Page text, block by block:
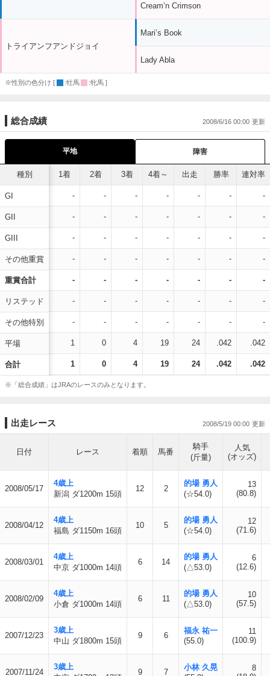
トライアンフアンドジョイ
Cream’n Crimson
Mari’s Book
Lady Abla
※性別の色分け [ :牡馬 :牝馬 ]
総合成績 2008/6/16 00:00
平地 障害
種別
GI
GII
GIII
その他重賞
重賞合計
リステッド
その他特別
平場
合計
1着 2着 3着 4着～ 出走 勝率 連対率
- - - - - - -
- - - - - - -
- - - - - - -
- - - - - - -
- - - - - - -
- - - - - - -
- - - - - - -
1 0 4 19 24 .042 .042
1 0 4 19 24 .042 .042
※「総合成績」はJRAのレースのみとなります。
出走レース 2008/5/19 00:00
日付 レース 着順 馬番
騎手
(斤量)
人気
(オッズ)
2008/05/17
4歳上
新潟 ダ1200m 15頭
12 2
的場 勇人
(☆54.0)
13
(80.8)
2008/04/12
4歳上
福島 ダ1150m 16頭
10 5
的場 勇人
(☆54.0)
12
(71.6)
2008/03/01
4歳上
中京 ダ1000m 14頭
6 14
的場 勇人
(△53.0)
6
(12.6)
2008/02/09
4歳上
小倉 ダ1000m 14頭
6 11
的場 勇人
(△53.0)
10
(57.5)
2007/12/23
3歳上
中山 ダ1800m 15頭
9 6
福永 祐一
(55.0)
11
(100.9)
2007/11/24
3歳上
9 7
小林 久晃
8